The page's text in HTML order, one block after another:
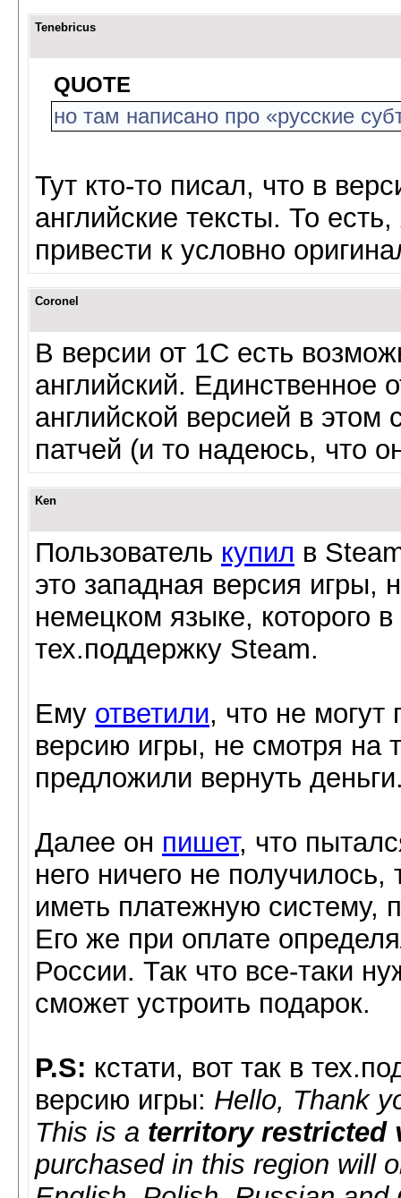
Tenebricus
QUOTE
но там написано про «русские
Тут кто-то писал, что в
английские тексты. То
привести к условно
Coronel
В версии от 1С есть
английский. Единственное
английской версией в
патчей (и то надеюсь, что
Ken
Пользователь купил в
это западная версия игры,
немецком языке, которого
тех.поддержку Steam.
Ему ответили, что не могут
версию игры, не смотря на
предложили вернуть
Далее он пишет, что
него ничего не
иметь платежную систему,
Его же при оплате
России. Так что все-таки
сможет устроить подарок.
P.S: кстати, вот так в
версию игры: Hello, Thank
This is a territory restricted
purchased in this region will